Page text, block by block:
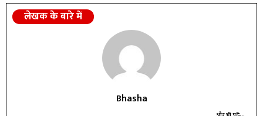
लेखक के बारे में
Bhasha